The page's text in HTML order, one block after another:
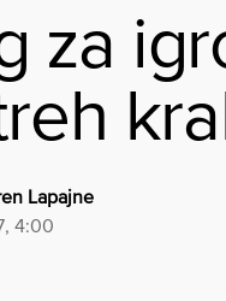
za
Lapajne
4:00